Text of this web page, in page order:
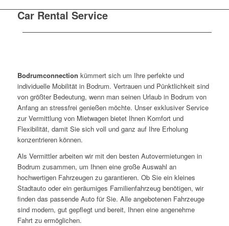
Car Rental Service
Bodrumconnection kümmert sich um Ihre perfekte und
individuelle Mobilität in Bodrum. Vertrauen und Pünktlichkeit sind
von größter Bedeutung, wenn man seinen Urlaub in Bodrum von
Anfang an stressfrei genießen möchte. Unser exklusiver Service
zur Vermittlung von Mietwagen bietet Ihnen Komfort und
Flexibilität, damit Sie sich voll und ganz auf Ihre Erholung
konzentrieren können.
Als Vermittler arbeiten wir mit den besten Autovermietungen in
Bodrum zusammen, um Ihnen eine große Auswahl an
hochwertigen Fahrzeugen zu garantieren. Ob Sie ein kleines
Stadtauto oder ein geräumiges Familienfahrzeug benötigen, wir
finden das passende Auto für Sie. Alle angebotenen Fahrzeuge
sind modern, gut gepflegt und bereit, Ihnen eine angenehme
Fahrt zu ermöglichen.